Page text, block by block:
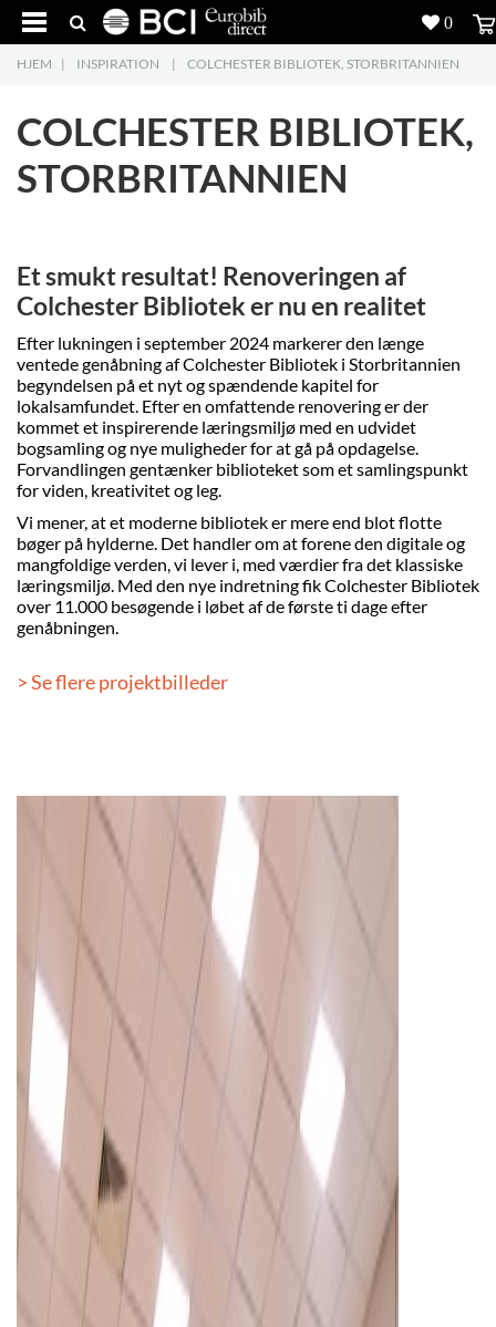
5
Produkter
Projekter
Inspiration
8
Om os
5
Kontakt os
HJEM | INSPIRATION | COLCHESTER BIBLIOTEK, STORBRITANNIEN
COLCHESTER BIBLIOTEK,
STORBRITANNIEN
Et smukt resultat! Renoveringen af
Colchester Bibliotek er nu en realitet
Efter lukningen i september 2024 markerer den længe
ventede genåbning af Colchester Bibliotek i Storbritannien
begyndelsen på et nyt og spændende kapitel for
lokalsamfundet. Efter en omfattende renovering er der
kommet et inspirerende læringsmiljø med en udvidet
bogsamling og nye muligheder for at gå på opdagelse.
Forvandlingen gentænker biblioteket som et samlingspunkt
for viden, kreativitet og leg.
Vi mener, at et moderne bibliotek er mere end blot flotte
bøger på hylderne. Det handler om at forene den digitale og
mangfoldige verden, vi lever i, med værdier fra det klassiske
læringsmiljø. Med den nye indretning fik Colchester Bibliotek
over 11.000 besøgende i løbet af de første ti dage efter
genåbningen.
> Se flere projektbilleder
0